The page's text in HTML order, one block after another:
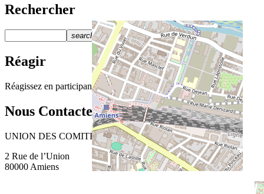
Rechercher
search
Réagir
Réagissez en participant au Forum
Nous Contacter
UNION DES COMITÉS DE QUARTIER D’AMIENS
2 Rue de l’Union
80000 Amiens